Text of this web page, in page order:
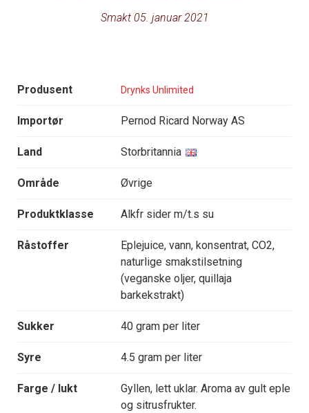
Smakt 05. januar 2021
Produsent Drynks Unlimited
Importør Pernod Ricard Norway AS
Land Storbritannia
Område Øvrige
Produktklasse Alkfr sider m/t.s su
Råstoffer
Eplejuice, vann, konsentrat, CO2,
naturlige smakstilsetning
(veganske oljer, quillaja
barkekstrakt)
Sukker 40 gram per liter
Syre 4.5 gram per liter
Farge / lukt
Gyllen, lett uklar. Aroma av gult eple
og sitrusfrukter.